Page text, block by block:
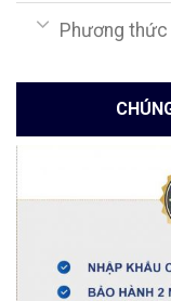
Phương thức